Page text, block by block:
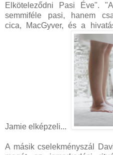
Elköteleződni Pasi Éve".
semmiféle pasi, hanem
cica, MacGyver, és a
Jamie elképzeli...
A másik cselekményszál